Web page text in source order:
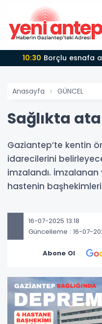
10:30 Borçlu esnafa
Anasayfa GÜNCEL
Sağlıkta
Gaziantep’te kentin
idarecilerini
imzalandı.
hastenin
16-07-2025 13:18
Güncelleme : 16-07-
Abone Ol